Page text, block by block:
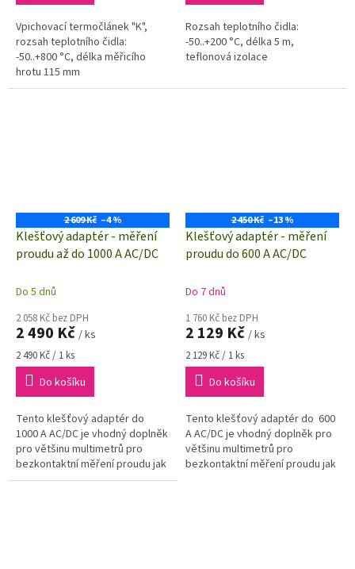
Vpichovací termočlánek "K",
rozsah teplotního čidla:
-50..+800 °C, délka měřicího
hrotu 115 mm
Rozsah teplotního čidla:
-50..+200 °C, délka 5 m,
teflonová izolace
2 609 Kč –4 %
Klešťový adaptér - měření
proudu až do 1000 A AC/DC
Do 5 dnů
2 058 Kč bez DPH
2 490 Kč / ks
Měrná
cena:
2 490 Kč / 1 ks
Do košíku
Tento klešťový adaptér do
1000 A AC/DC je vhodný doplněk
pro většinu multimetrů pro
bezkontaktní měření proudu jak
střídavého (AC), tak
2 450 Kč –13 %
Klešťový adaptér - měření
proudu do 600 A AC/DC
Do 7 dnů
1 760 Kč bez DPH
2 129 Kč / ks
Měrná
cena:
2 129 Kč / 1 ks
Do košíku
Tento klešťový adaptér do 600
A AC/DC je vhodný doplněk pro
většinu multimetrů pro
bezkontaktní měření proudu jak